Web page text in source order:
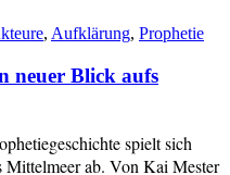
, Aufklärung, Prophetie
neuer Blick aufs
spielt sich
ab. Von Kai Mester